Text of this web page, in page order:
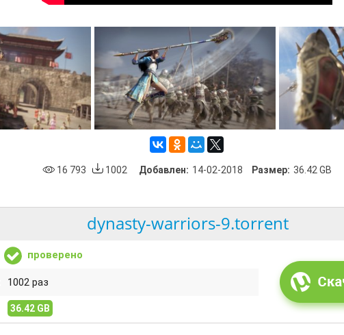
16 793 1002 Добавлен: 14-02-2018 Размер: 36.42 GB
dynasty-warriors-9.torrent
проверено
1002 раз
36.42 GB